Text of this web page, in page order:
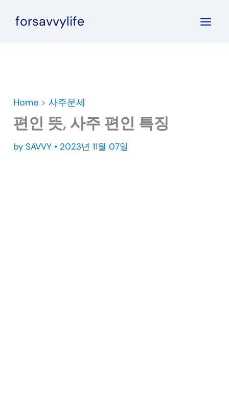
forsavvylife
Home >사주운세
편인 뜻, 사주 편인 특징
by SAVVY • 2023년 11월 07일